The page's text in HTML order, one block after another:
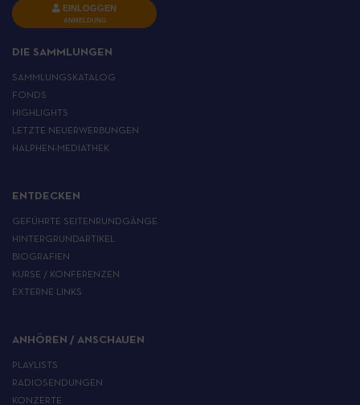
EINLOGGEN
ANMELDUNG
DIE SAMMLUNGEN
SAMMLUNGSKATALOG
FONDS
HIGHLIGHTS
LETZTE NEUERWERBUNGEN
HALPHEN-MEDIATHEK
ENTDECKEN
GEFÜHRTE SEITENRUNDGÄNGE
HINTERGRUNDARTIKEL
BIOGRAFIEN
KURSE / KONFERENZEN
EXTERNE LINKS
ANHÖREN / ANSCHAUEN
PLAYLISTS
RADIOSENDUNGEN
KONZERTE